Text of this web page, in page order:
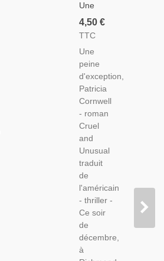
Une
Peine
D'exception,
Cornwell,
1994 -
Enquête
Médecin
Légiste,
Thriller
4,50 €
TTC
Une
peine
d'exception,
Patricia
Cornwell
- roman
Cruel
and
Unusual
traduit
de
l'américain
- thriller -
Ce soir
de
décembre,
à